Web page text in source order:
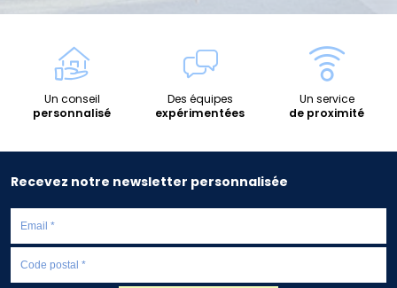
Un conseil
personnalisé
Des équipes
expérimentées
Un service
de proximité
Recevez notre newsletter personnalisée